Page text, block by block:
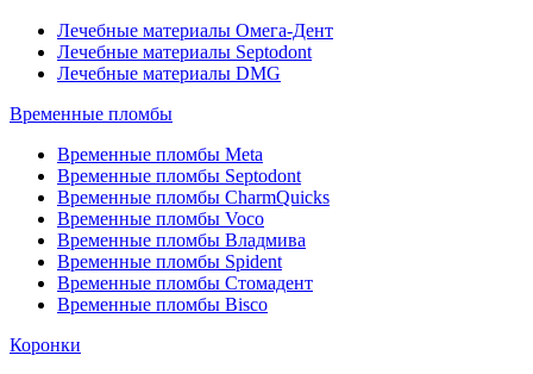
Лечебные материалы Омега-Дент
Лечебные материалы Septodont
Лечебные материалы DMG
Временные пломбы
Временные пломбы Meta
Временные пломбы Septodont
Временные пломбы CharmQuicks
Временные пломбы Voco
Временные пломбы Владмива
Временные пломбы Spident
Временные пломбы Стомадент
Временные пломбы Bisco
Коронки